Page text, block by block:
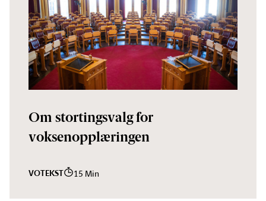
Om stortingsvalg for
voksenopplæringen
VOTEKST 15 Min